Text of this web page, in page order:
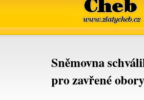
www.zlatycheb.cz
Sněmovna
pro zavřené